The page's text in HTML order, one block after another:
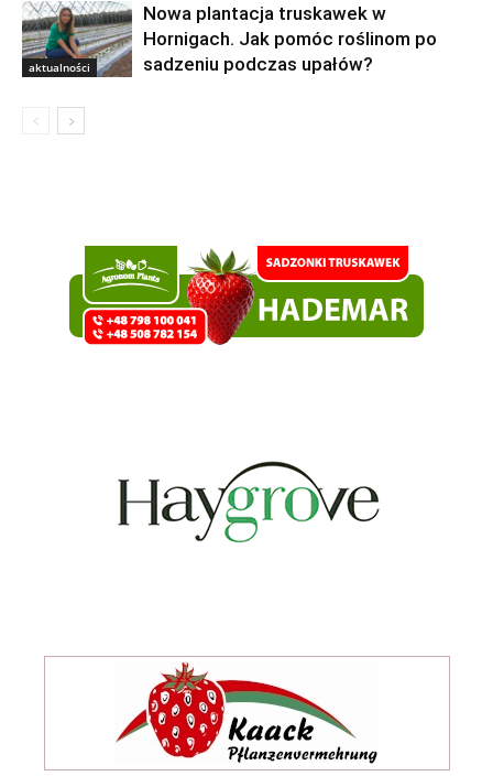
aktualności
Nowa plantacja truskawek w
Hornigach. Jak pomóc roślinom po
sadzeniu podczas upałów?